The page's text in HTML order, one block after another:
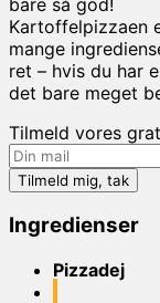
Kartoffelpizzaen
mange
ret – hvis du har
det bare meget
Tilmeld vores
Ingredienser
Pizzadej